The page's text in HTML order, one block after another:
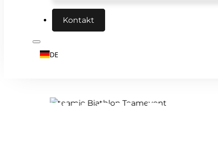
Kontakt
DE
BIATHLON: